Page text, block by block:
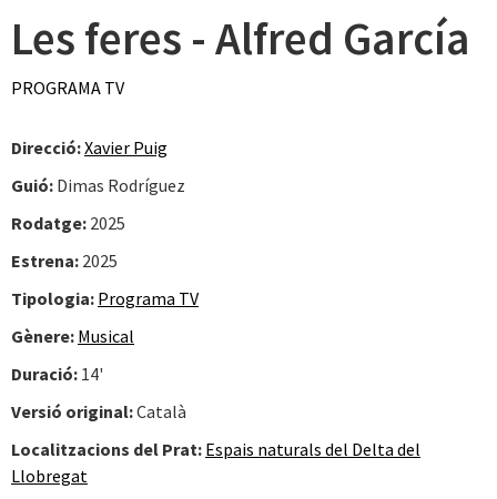
Les feres - Alfred García
PROGRAMA TV
Direcció:Xavier Puig
Guió: Dimas Rodríguez
Rodatge: 2025
Estrena: 2025
Tipologia: Programa TV
Gènere: Musical
Duració: 14'
Versió original:Català
Localitzacions del Prat: Espais naturals del Delta del
Llobregat